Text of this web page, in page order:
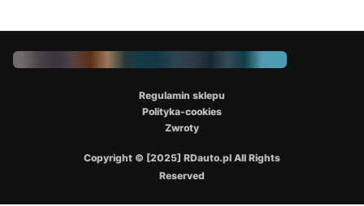
Copyright © [2025] RDauto.pl All Rights
Reserved
Regulamin sklepu
Polityka-cookies
Zwroty